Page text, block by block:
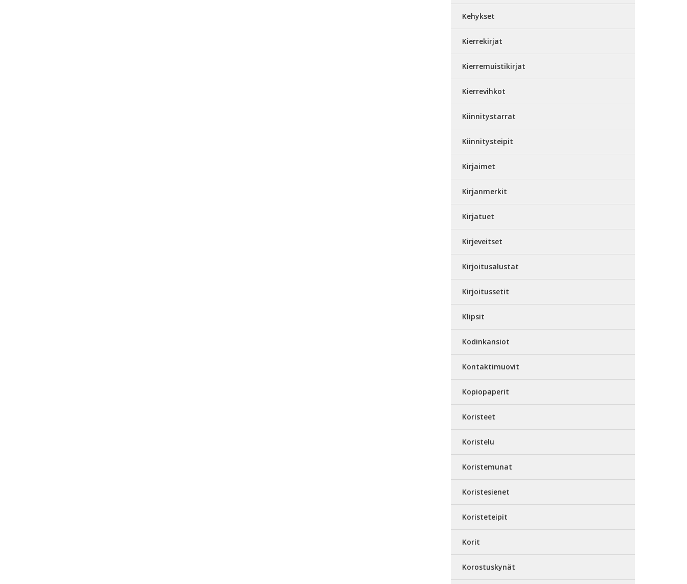
Kehykset
Kierrekirjat
Kierremuistikirjat
Kierrevihkot
Kiinnitystarrat
Kiinnitysteipit
Kirjaimet
Kirjanmerkit
Kirjatuet
Kirjeveitset
Kirjoitusalustat
Kirjoitussetit
Klipsit
Kodinkansiot
Kontaktimuovit
Kopiopaperit
Koristeet
Koristelu
Koristemunat
Koristesienet
Koristeteipit
Korit
Korostuskynät